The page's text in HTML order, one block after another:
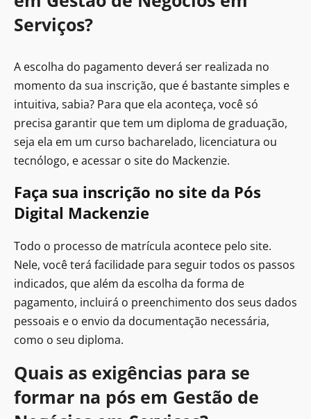
Serviços?
A escolha do pagamento deverá ser realizada no
momento da sua inscrição, que é bastante simples e
intuitiva, sabia? Para que ela aconteça, você só
precisa garantir que tem um diploma de graduação,
seja ela em um curso bacharelado, licenciatura ou
tecnólogo, e acessar o site do Mackenzie.
Faça sua inscrição no site da Pós
Digital Mackenzie
Todo o processo de matrícula acontece pelo site.
Nele, você terá facilidade para seguir todos os passos
indicados, que além da escolha da forma de
pagamento, incluirá o preenchimento dos seus dados
pessoais e o envio da documentação necessária,
como o seu diploma.
Quais as exigências para se
formar na pós em Gestão de